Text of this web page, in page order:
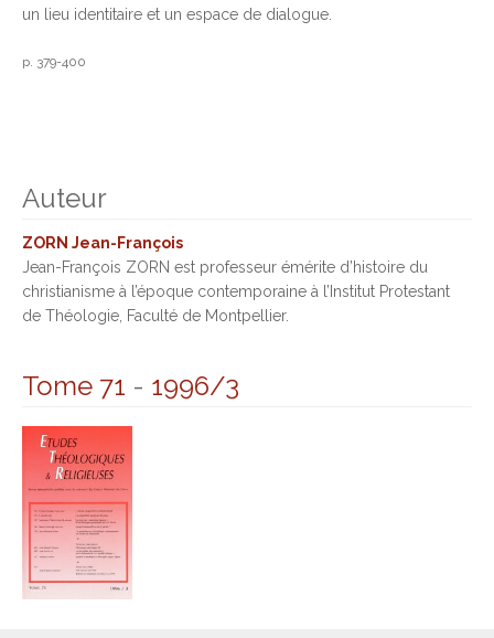
un lieu identitaire et un espace de dialogue.
p. 379-400
Auteur
ZORN Jean-François
Jean-François ZORN est professeur émérite d’histoire du
christianisme à l’époque contemporaine à l’Institut Protestant
de Théologie, Faculté de Montpellier.
Tome 71 - 1996/3